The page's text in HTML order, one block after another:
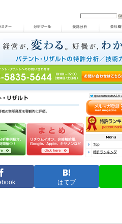
はてブ